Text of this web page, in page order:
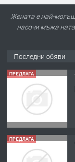
Жената е най-
насочи мъжа
Последни обяви
ПРЕДЛАГА
ПРЕДЛАГА